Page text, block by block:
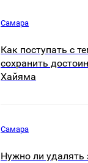
Самара
Как поступать с
сохранить
Хайяма
Самара
Нужно ли удалять